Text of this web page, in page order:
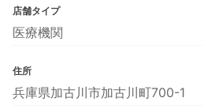
店舗タイプ
医療機関
住所
兵庫県加古川市加古川町700-1